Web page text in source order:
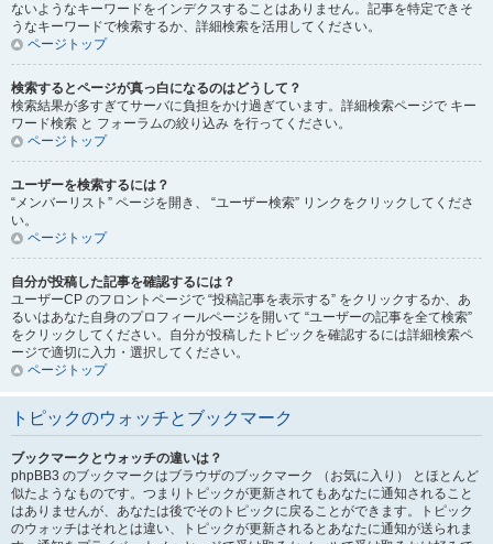
ないようなキーワードをインデクスすることはありません。記事を特定できそ
うなキーワードで検索するか、詳細検索を活用してください。
ページトップ
検索するとページが真っ白になるのはどうして？
検索結果が多すぎてサーバに負担をかけ過ぎています。詳細検索ページで キー
ワード検索 と フォーラムの絞り込み を行ってください。
ページトップ
ユーザーを検索するには？
“メンバーリスト” ページを開き、 “ユーザー検索” リンクをクリックしてくださ
い。
ページトップ
自分が投稿した記事を確認するには？
ユーザーCP のフロントページで “投稿記事を表示する” をクリックするか、あ
るいはあなた自身のプロフィールページを開いて “ユーザーの記事を全て検索”
をクリックしてください。自分が投稿したトピックを確認するには詳細検索ペ
ージで適切に入力・選択してください。
ページトップ
トピックのウォッチとブックマーク
ブックマークとウォッチの違いは？
phpBB3 のブックマークはブラウザのブックマーク （お気に入り） とほとんど
似たようなものです。つまりトピックが更新されてもあなたに通知されること
はありませんが、あなたは後でそのトピックに戻ることができます。トピック
のウォッチはそれとは違い、トピックが更新されるとあなたに通知が送られま